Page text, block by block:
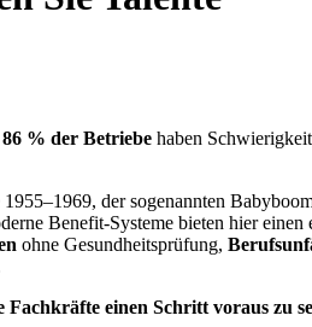
% der Betriebe haben
der sogenannten
Benefit-Systeme bieten hier
ohne Gesundheitsprüfung,
einen Schritt voraus zu